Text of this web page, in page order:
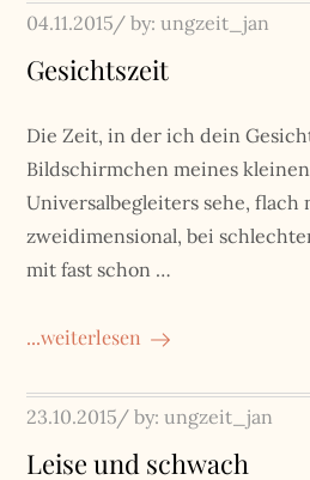
Posted
04.11.2015 by:ungzeit_jan
Gesichtszeit
Die Zeit, in der ich dein
Bildschirmchen meines
Universalbegleiters sehe, flach
zweidimensional, bei
mit fast schon …
...weiterlesen
Posted
23.10.2015 by:ungzeit_jan
Leise und schwach